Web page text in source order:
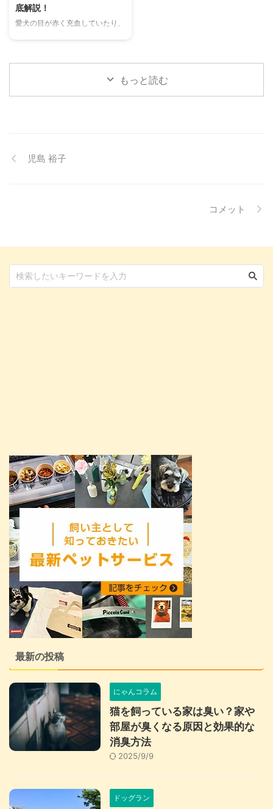
理解して良好な関係を築くための
ヒントもご紹介します。 この記
ニ ...
る ...
底解説！
愛犬の目が赤く充血していたり、
る目の病気ですが、原因や症状は
さまざまです。 この記事では、
炎かも？」と思ったときに、すぐ
もっと読む
児島 裕子
コメット
最新の投稿
にゃんコラム
猫を飼っている家は臭い？家や
部屋が臭くなる原因と効果的な
消臭方法
2025/9/9
ドッグラン